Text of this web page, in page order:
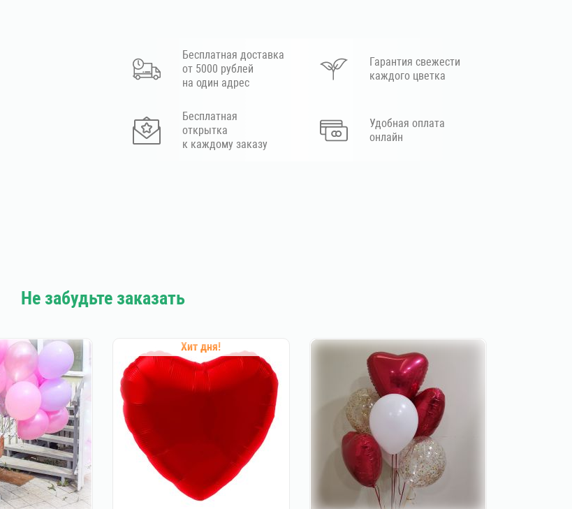
Бесплатная доставка
от 5000 рублей
на один адрес
Гарантия свежести
каждого цветка
Бесплатная
открытка
к каждому заказу
Удобная оплата
онлайн
Не забудьте заказать
Хит дня!